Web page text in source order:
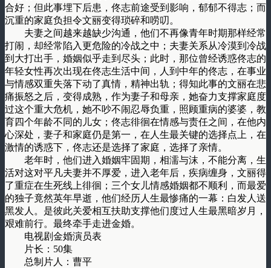
合好；但此事埋下后患，佟志前途受到影响，郁郁不得志；而
沉重的家庭负担令文丽变得琐碎和唠叨。
夫妻之间越来越缺少沟通，他们不再像青年时期那样经常
打闹，却经常陷入更危险的冷战之中；夫妻关系从冷漠到冷战
到大打出手，婚姻似乎走到尽头；此时，那位曾经诱惑佟志的
年轻女性再次出现在佟志生活中间，人到中年的佟志，在事业
与情感双重失落下动了真情，精神出轨；得知此事的文丽在悲
痛振怒之后，变得成熟，作为妻子和母亲，她奋力支撑家庭度
过这个重大危机，她不吵不闹忍辱负重，照顾重病的婆婆，教
育四个年龄不同的儿女；佟志徘徊在情感与责任之间，在他内
心深处，妻子和家庭仍是第一，在人生最关键的选择点上，在
激情的诱惑下，佟志还是选择了家庭，选择了亲情。
老年时，他们进入婚姻牢固期，相濡与沫，不能分离，生
活对这对平凡夫妻并不厚爱，进入老年后，疾病缠身，文丽得
了重症在生死线上徘徊；三个女儿情感婚姻都不顺利，而最爱
的独子竟然英年早逝，他们经历人生最惨痛的一幕：白发人送
黑发人。是彼此关爱相互扶助支撑他们度过人生最黑暗岁月，
艰难前行。最终牵手走进金婚。
电视剧金婚演员表
片长：50集
总制片人：曹平